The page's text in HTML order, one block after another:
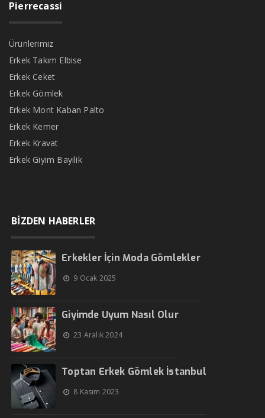
Pierrecassi
Ürünlerimiz
Erkek Takım Elbise
Erkek Ceket
Erkek Gömlek
Erkek Mont Kaban Palto
Erkek Kemer
Erkek Kravat
Erkek Giyim Bayilik
BİZDEN HABERLER
Erkekler İçin Moda Gömlekler
9 Ocak 2025
Giyimde Uyum Nasıl Olur
23 Aralık 2024
Toptan Erkek Gömlek İstanbul
8 Kasım 2023